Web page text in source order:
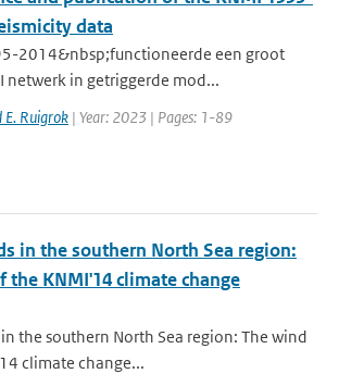
data
2014&nbsp;functioneerde een groot
netwerk in getriggerde mod...
E. Ruigrok | Year: 2023 | Pages: 1-89
in the southern North Sea region:
KNMI'14 climate change
the southern North Sea region: The wind
climate change...